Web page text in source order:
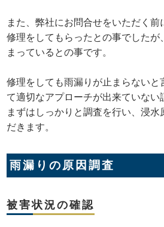
また、弊社にお問合せをいただく前
修理をしてもらったとの事でしたが
まっているとの事です。
修理をしても雨漏りが止まらないと
て適切なアプローチが出来ていない
まずはしっかりと調査を行い、浸水
だきます。
雨漏りの原因調査
被害状況の確認